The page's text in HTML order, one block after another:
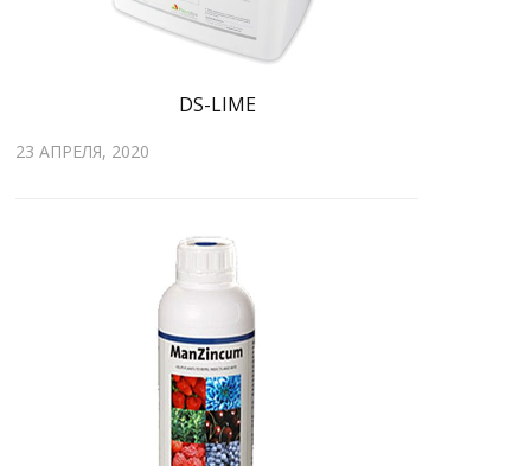
DS-LIME
23 АПРЕЛЯ, 2020